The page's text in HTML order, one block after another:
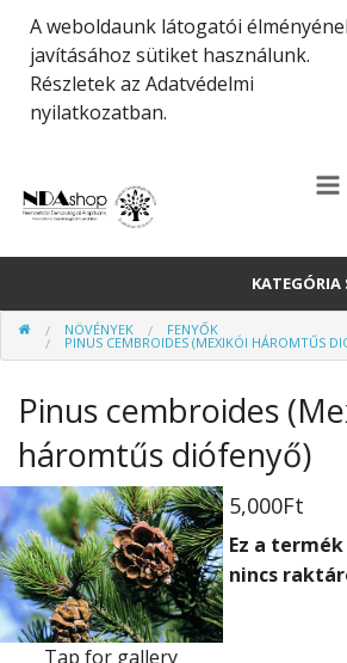
A weboldaunk látogatói
javításához sütiket használunk.
Részletek az Adatvédelmi
nyilatkozatban.
KATEGÓRIA
Növények
Ajándéktárgyak
Könyvek
Ritkaságok
Újdonságok
MAGAZIN
NÖVÉNYEK FENYŐK
PINUS CEMBROIDES (MEXIKÓI HÁROMTŰS
Pinus cembroides
háromtűs diófenyő)
Tap for gallery
5,000Ft
Ez a
nincs